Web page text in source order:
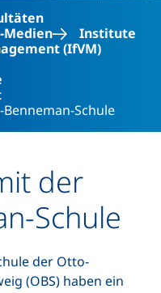
Medien
Institute
(IfVM)
Schule
der
Schule
der Otto-
(OBS) haben ein